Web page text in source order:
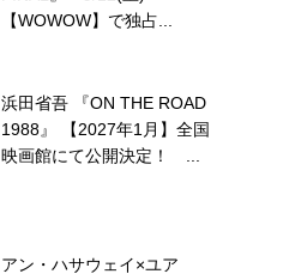
【WOWOW】で独占...
浜田省吾 『ON THE ROAD
1988』 【2027年1月】全国
映画館にて公開決定！ ...
アン・ハサウェイ×ユア